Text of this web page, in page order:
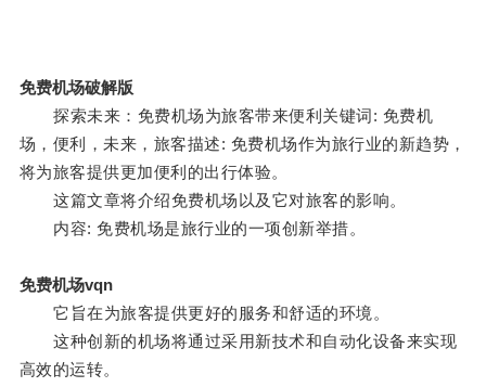
免费机场破解版
探索未来：免费机场为旅客带来便利关键词: 免费机
场，便利，未来，旅客描述: 免费机场作为旅行业的新趋势，
将为旅客提供更加便利的出行体验。
这篇文章将介绍免费机场以及它对旅客的影响。
内容: 免费机场是旅行业的一项创新举措。
免费机场vqn
它旨在为旅客提供更好的服务和舒适的环境。
这种创新的机场将通过采用新技术和自动化设备来实现
高效的运转。